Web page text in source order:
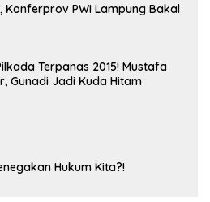
Konferprov PWI Lampung Bakal
Terpanas 2015! Mustafa
Gunadi Jadi Kuda Hitam
Hukum Kita?!